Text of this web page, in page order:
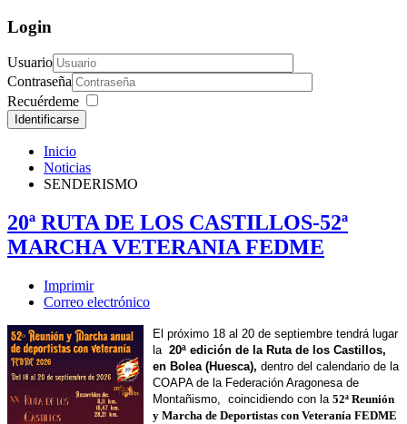
Login
Usuario
Contraseña
Recuérdeme
Identificarse
Inicio
Noticias
SENDERISMO
20ª RUTA DE LOS CASTILLOS-52ª
MARCHA VETERANIA FEDME
Imprimir
Correo electrónico
El próximo 18 al 20 de septiembre tendrá lugar
la 20ª edición de la Ruta de los Castillos,
en Bolea (Huesca), dentro del calendario de la
COAPA de la Federación Aragonesa de
Montañismo, coincidiendo con la 52ª Reunión
y Marcha de Deportistas con Veteranía FEDME